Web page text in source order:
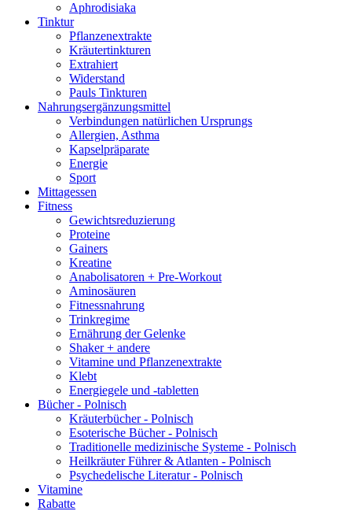
Aphrodisiaka
Tinktur
Pflanzenextrakte
Kräutertinkturen
Extrahiert
Widerstand
Pauls Tinkturen
Nahrungsergänzungsmittel
Verbindungen natürlichen Ursprungs
Allergien, Asthma
Kapselpräparate
Energie
Sport
Mittagessen
Fitness
Gewichtsreduzierung
Proteine
Gainers
Kreatine
Anabolisatoren + Pre-Workout
Aminosäuren
Fitnessnahrung
Trinkregime
Ernährung der Gelenke
Shaker + andere
Vitamine und Pflanzenextrakte
Klebt
Energiegele und -tabletten
Bücher - Polnisch
Kräuterbücher - Polnisch
Esoterische Bücher - Polnisch
Traditionelle medizinische Systeme - Polnisch
Heilkräuter Führer & Atlanten - Polnisch
Psychedelische Literatur - Polnisch
Vitamine
Rabatte